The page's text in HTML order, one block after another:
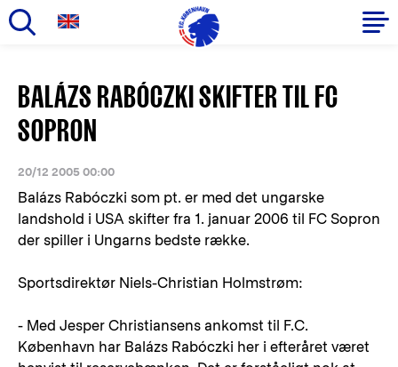
hovedindhold
Primær
navigation
BALÁZS RABÓCZKI SKIFTER TIL FC
SOPRON
20/12 2005 00:00
Balázs Rabóczki som pt. er med det ungarske
landshold i USA skifter fra 1. januar 2006 til FC Sopron
der spiller i Ungarns bedste række.
Sportsdirektør Niels-Christian Holmstrøm:
- Med Jesper Christiansens ankomst til F.C.
København har Balázs Rabóczki her i efteråret været